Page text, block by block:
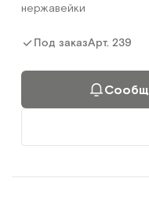
нержавейки
Под заказАрт. 239